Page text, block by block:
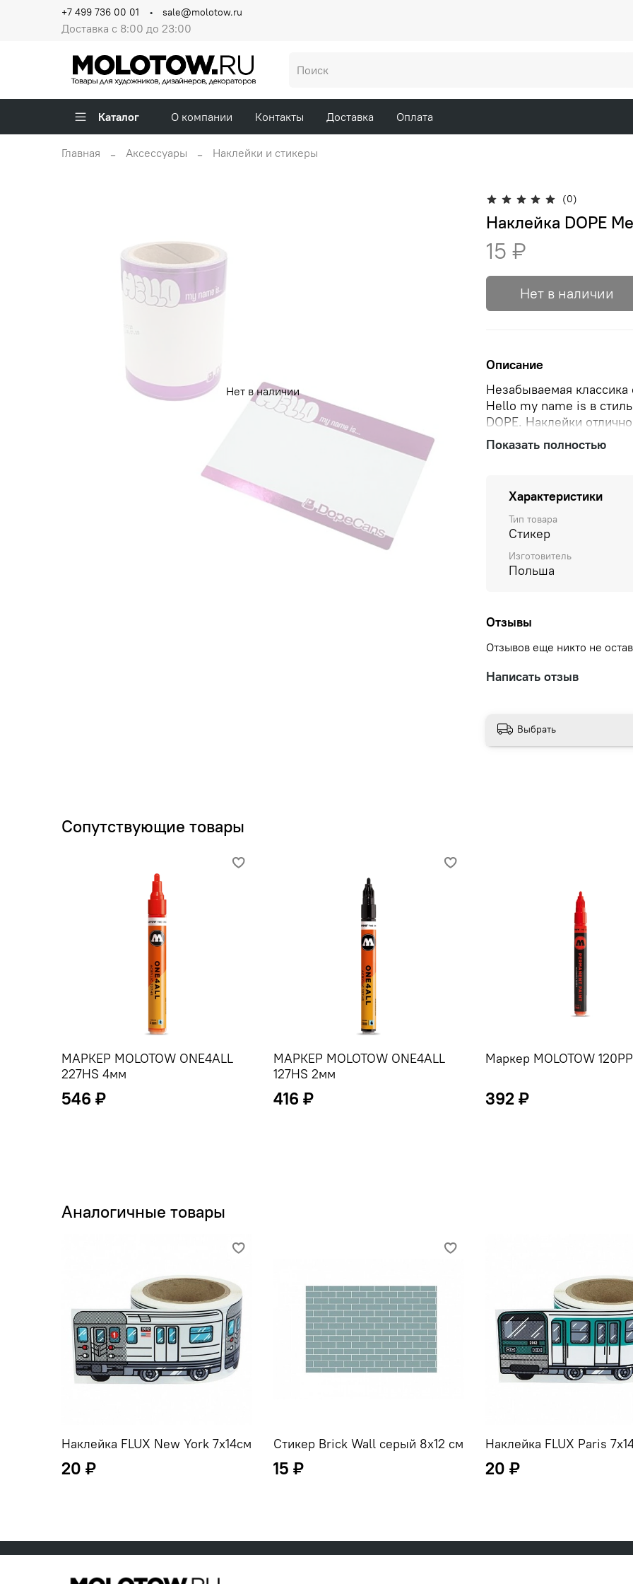
Доставка с 8:00 до 23:00
+7 499 736 00 01 sale@molotow.ru
Каталог О компании Контакты Доставка Оплата
Главная Аксессуары Наклейки и стикеры
Нет в наличии
(0)
Наклейка DOPE
15 ₽
Нет в наличии
Описание
Незабываемая
Hello my name is в
DOPE. Наклейки
Чем писать на них?
Tagger или маркеры с
Показать полностью
Характеристики
Тип товара
Стикер
Изготовитель
Польша
Отзывы
Отзывов еще никто не
Написать отзыв
Выбрать
Сопутствующие товары
МАРКЕР MOLOTOW ONE4ALL
227HS 4мм
546 ₽
МАРКЕР MOLOTOW ONE4ALL
127HS 2мм
416 ₽
Маркер MOLOTOW
392 ₽
Аналогичные товары
Наклейка FLUX New York 7х14см
20 ₽
Стикер Brick Wall серый 8x12 см
15 ₽
Наклейка FLUX Paris
20 ₽